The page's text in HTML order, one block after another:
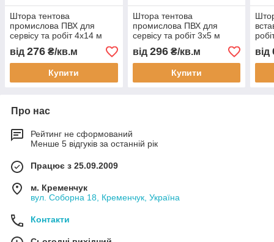
Штора тентова
промислова ПВХ для
сервісу та робіт 4x14 м
шумоізоляція монтаж
доставка перегородка
від 276 ₴/кв.м
Купити
Штора тентова
промислова ПВХ для
сервісу та робіт 3x5 м
шумоізоляція монтаж
доставка перегородка
від 296₴/кв.м
Купити
від
Про нас
Рейтинг не сформований
Менше 5 відгуків за останній рік
Працює з 25.09.2009
м. Кременчук
вул. Соборна 18, Кременчук, Україна
Контакти